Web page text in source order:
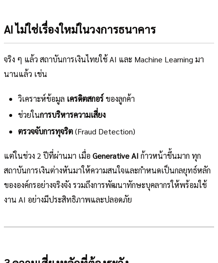
AI ไม่ใช่เรื่องใหม่ในวงการธนาคาร
จริง ๆ แล้ว สถาบันการเงินไทยใช้ AI และ Machine Learning มา
นานแล้ว เช่น
วิเคราะห์ข้อมูล เครดิตสกอร์ของลูกค้า
ช่วยในการบริหารความเสี่ยง
ตรวจจับการทุจริต(Fraud Detection)
แต่ในช่วง 2 ปีที่ผ่านมา เมื่อ Generative AI ก้าวหน้าขึ้นมาก ทุก
สถาบันการเงินต่างหันมาให้ความสนใจและกำหนดเป็นกลยุทธ์หลัก
ขององค์กรอย่างจริงจัง รวมถึงการพัฒนาทักษะบุคลากรให้พร้อมใช้
งาน AI อย่างมีประสิทธิภาพและปลอดภัย